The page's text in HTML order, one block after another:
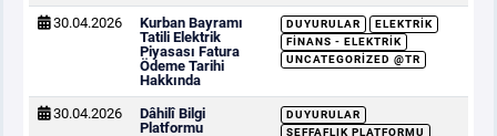
30.04.2026
Kurban Bayramı
Tatili Elektrik
Piyasası Fatura
Ödeme Tarihi
Hakkında
DUYURULAR
ELEKTRIK
FINANS - ELEKTRIK
UNCATEGORIZED @TR
30.04.2026
Dâhilî Bilgi
Platformu
DUYURULAR
ŞEFFAFLIK PLATFORMU